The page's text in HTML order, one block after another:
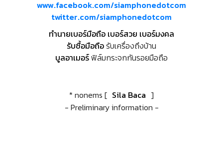
www.facebook.com/siamphonedotcom
twitter.com/siamphonedotcom
ทำนายเบอร์มือถือ เบอร์สวย เบอร์มงคล
รับซื้อมือถือรับเครื่องถึงบ้าน
บูลอาเมอร์ฟิล์มกระจกกันรอยมือถือ
* nonems [ Sila Baca ]
- Preliminary information -